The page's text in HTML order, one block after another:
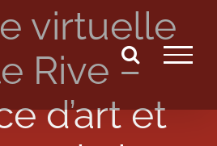
virtuelle
Rive –
d’art et